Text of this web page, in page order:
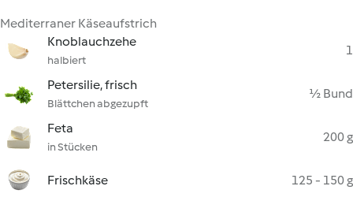
Mediterraner Käseaufstrich
Knoblauchzehe
halbiert
1
Petersilie, frisch
Blättchen abgezupft
½ Bund
Feta
in Stücken
200 g
Frischkäse
125 - 150 g